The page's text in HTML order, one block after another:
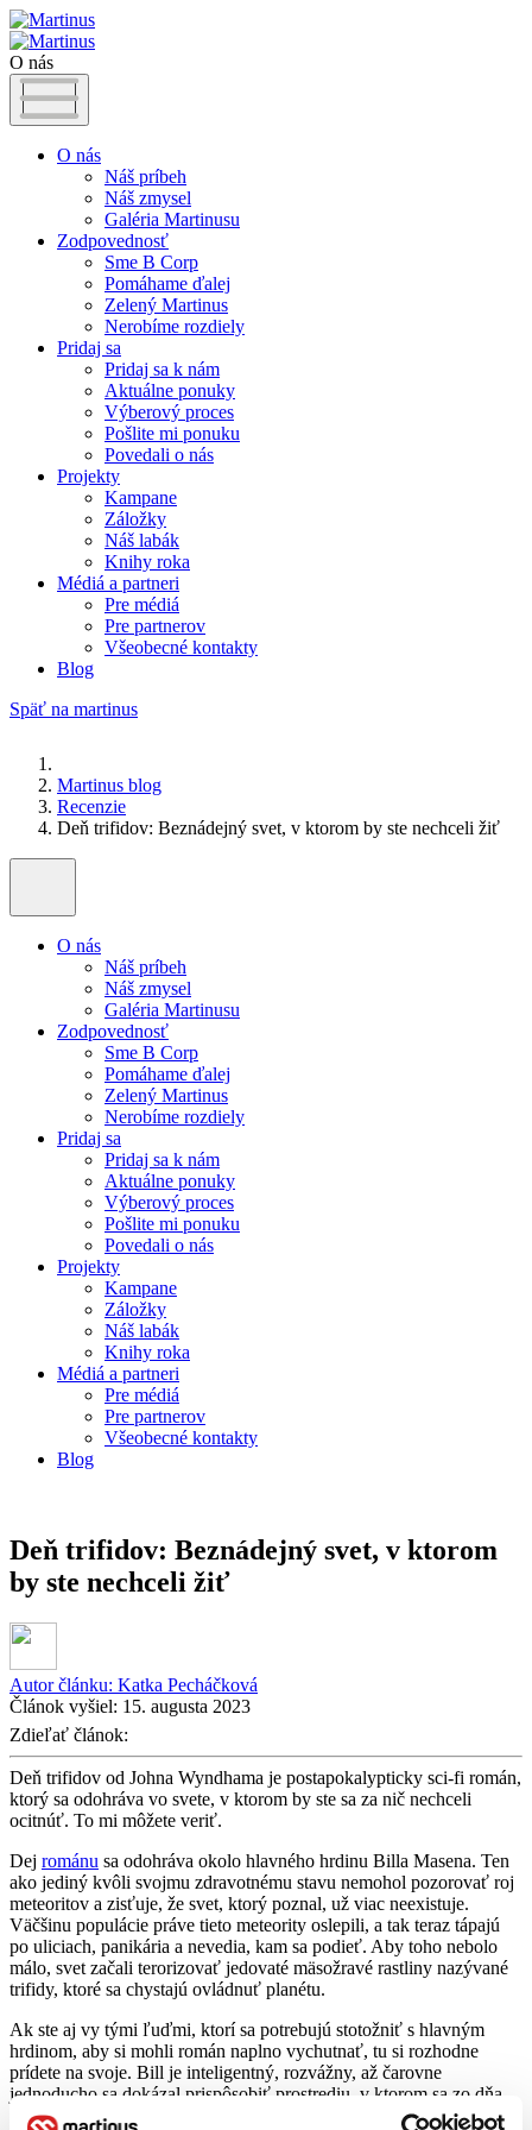
O nás
O nás
Náš príbeh
Náš zmysel
Galéria Martinusu
Zodpovednosť
Sme B Corp
Pomáhame ďalej
Zelený Martinus
Nerobíme rozdiely
Pridaj sa
Pridaj sa k nám
Aktuálne ponuky
Výberový proces
Pošlite mi ponuku
Povedali o nás
Projekty
Kampane
Záložky
Náš labák
Knihy roka
Médiá a partneri
Pre médiá
Pre partnerov
Všeobecné kontakty
Blog
Späť na martinus
Martinus blog
Recenzie
Deň trifidov: Beznádejný svet, v ktorom by ste nechceli žiť
O nás
Náš príbeh
Náš zmysel
Galéria Martinusu
Zodpovednosť
Sme B Corp
Pomáhame ďalej
Zelený Martinus
Nerobíme rozdiely
Pridaj sa
Pridaj sa k nám
Aktuálne ponuky
Výberový proces
Pošlite mi ponuku
Povedali o nás
Projekty
Kampane
Záložky
Náš labák
Knihy roka
Médiá a partneri
Pre médiá
Pre partnerov
Všeobecné kontakty
Blog
Deň trifidov: Beznádejný svet, v ktorom
by ste nechceli žiť
Autor článku: Katka Pecháčková
Článok vyšiel: 15. augusta 2023
Zdieľať článok:
Deň trifidov od Johna Wyndhama je postapokalypticky sci-fi román,
ktorý sa odohráva vo svete, v ktorom by ste sa za nič nechceli
ocitnúť. To mi môžete veriť.
Dej románu sa odohráva okolo hlavného hrdinu Billa Masena. Ten
ako jediný kvôli svojmu zdravotnému stavu nemohol pozorovať roj
meteoritov a zisťuje, že svet, ktorý poznal, už viac neexistuje.
Väčšinu populácie práve tieto meteority oslepili, a tak teraz tápajú
po uliciach, panikária a nevedia, kam sa podieť. Aby toho nebolo
málo, svet začali terorizovať jedovaté mäsožravé rastliny nazývané
trifidy, ktoré sa chystajú ovládnuť planétu.
Ak ste aj vy tými ľuďmi, ktorí sa potrebujú stotožniť s hlavným
hrdinom, aby si mohli román naplno vychutnať, tu si rozhodne
prídete na svoje. Bill je inteligentný, rozvážny, až čarovne
jednoducho sa dokázal prispôsobiť prostrediu, v ktorom sa zo dňa
na deň ocitol, a jeho triezvy pohľad na svet vám pomôže